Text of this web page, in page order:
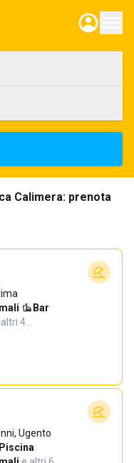
Calimera: prenota
· Bar·
4…
Ugento
Piscina·